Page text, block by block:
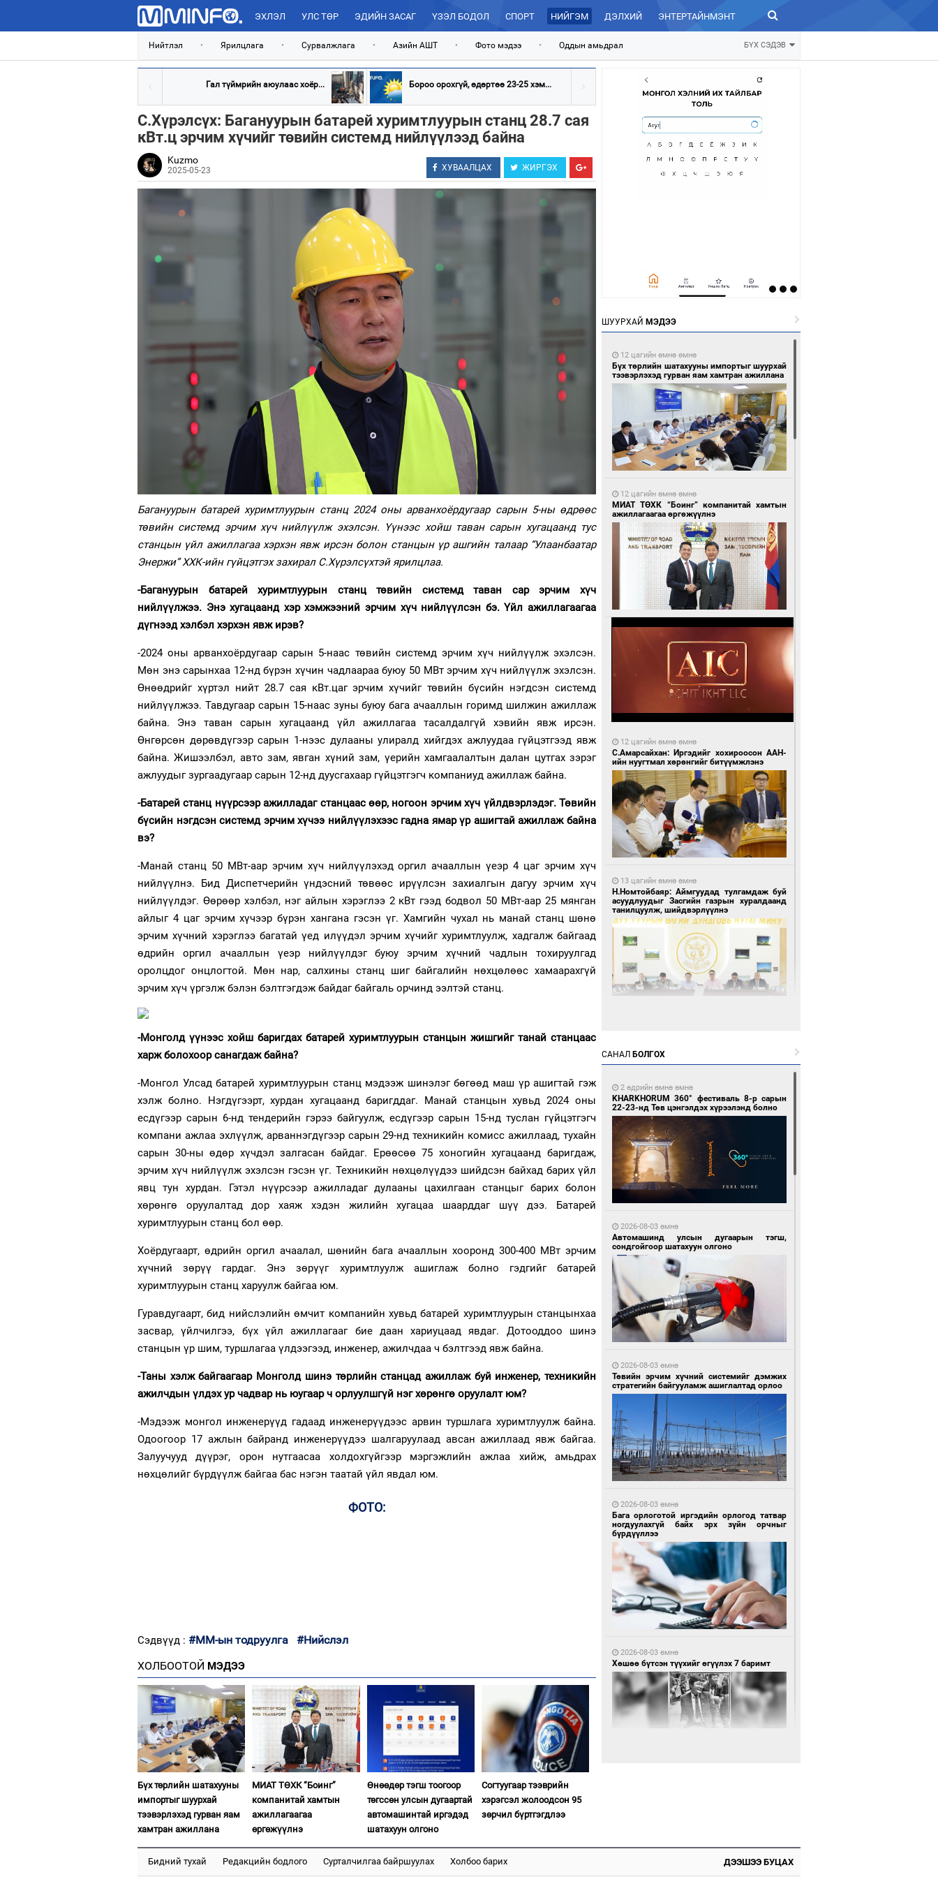
ЭХЛЭЛ УЛС ТӨР ЭДИЙН ЗАСАГ ҮЗЭЛ БОДОЛ СПОРТ НИЙГЭМ ДЭЛХИЙ ЭНТЕРТАЙНМЭНТ ЗУРХАЙ
Нийтлэл • Ярилцлага • Сурвалжлага • Азийн АШТ • Фото мэдээ • Оддын амьдрал БҮХ СЭДЭВ
Гал түймрийн аюулаас хоёр... Бороо орохгүй, өдөртөө 23-25 хэм...
С.Хүрэлсүх: Багануурын батарей хуримтлуурын станц 28.7 сая
кВт.ц эрчим хүчийг төвийн системд нийлүүлээд байна
Kuzmo
2025-05-23 ХУВААЛЦАХ ЖИРГЭХ
Багануурын батарей хуримтлуурын станц 2024 оны арванхоёрдугаар сарын 5-ны өдрөөс
төвийн системд эрчим хүч нийлүүлж эхэлсэн. Үүнээс хойш таван сарын хугацаанд тус
станцын үйл ажиллагаа хэрхэн явж ирсэн болон станцын үр ашгийн талаар “Улаанбаатар
Энержи” ХХК-ийн гүйцэтгэх захирал С.Хүрэлсүхтэй ярилцлаа.
-Багануурын батарей хуримтлуурын станц төвийн системд таван сар эрчим хүч
нийлүүлжээ. Энэ хугацаанд хэр хэмжээний эрчим хүч нийлүүлсэн бэ. Үйл ажиллагаагаа
дүгнээд хэлбэл хэрхэн явж ирэв?
-2024 оны арванхоёрдугаар сарын 5-наас төвийн системд эрчим хүч нийлүүлж эхэлсэн.
Мөн энэ сарынхаа 12-нд бүрэн хүчин чадлаараа буюу 50 МВт эрчим хүч нийлүүлж эхэлсэн.
Өнөөдрийг хүртэл нийт 28.7 сая кВт.цаг эрчим хүчийг төвийн бүсийн нэгдсэн системд
нийлүүлжээ. Тавдугаар сарын 15-наас зуны буюу бага ачааллын горимд шилжин ажиллаж
байна. Энэ таван сарын хугацаанд үйл ажиллагаа тасалдалгүй хэвийн явж ирсэн.
Өнгөрсөн дөрөвдүгээр сарын 1-нээс дулааны улиралд хийгдэх ажлуудаа гүйцэтгээд явж
байна. Жишээлбэл, авто зам, явган хүний зам, үерийн хамгаалалтын далан цутгах зэрэг
ажлуудыг зургаадугаар сарын 12-нд дуусгахаар гүйцэтгэгч компаниуд ажиллаж байна.
-Батарей станц нүүрсээр ажилладаг станцаас өөр, ногоон эрчим хүч үйлдвэрлэдэг. Төвийн
бүсийн нэгдсэн системд эрчим хүчээ нийлүүлэхээс гадна ямар үр ашигтай ажиллаж байна
вэ?
-Манай станц 50 МВт-аар эрчим хүч нийлүүлэхэд оргил ачааллын үеэр 4 цаг эрчим хүч
нийлүүлнэ. Бид Диспетчерийн үндэсний төвөөс ирүүлсэн захиалгын дагуу эрчим хүч
нийлүүлдэг. Өөрөөр хэлбэл, нэг айлын хэрэглээ 2 кВт гээд бодвол 50 МВт-аар 25 мянган
айлыг 4 цаг эрчим хүчээр бүрэн хангана гэсэн үг. Хамгийн чухал нь манай станц шөнө
эрчим хүчний хэрэглээ багатай үед илүүдэл эрчим хүчийг хуримтлуулж, хадгалж байгаад
өдрийн оргил ачааллын үеэр нийлүүлдэг буюу эрчим хүчний чадлын тохируулгад
оролцдог онцлогтой. Мөн нар, салхины станц шиг байгалийн нөхцөлөөс хамаарахгүй
эрчим хүч үргэлж бэлэн бэлтгэгдэж байдаг байгаль орчинд ээлтэй станц.
-Монголд үүнээс хойш баригдах батарей хуримтлуурын станцын жишгийг танай станцаас
харж болохоор санагдаж байна?
-Монгол Улсад батарей хуримтлуурын станц мэдээж шинэлэг бөгөөд маш үр ашигтай гэж
хэлж болно. Нэгдүгээрт, хурдан хугацаанд баригддаг. Манай станцын хувьд 2024 оны
есдүгээр сарын 6-нд тендерийн гэрээ байгуулж, есдүгээр сарын 15-нд туслан гүйцэтгэгч
компани ажлаа эхлүүлж, арваннэгдүгээр сарын 29-нд техникийн комисс ажиллаад, тухайн
сарын 30-ны өдөр хүчдэл залгасан байдаг. Ерөөсөө 75 хоногийн хугацаанд баригдаж,
эрчим хүч нийлүүлж эхэлсэн гэсэн үг. Техникийн нөхцөлүүдээ шийдсэн байхад барих үйл
явц тун хурдан. Гэтэл нүүрсээр ажилладаг дулааны цахилгаан станцыг барих болон
хөрөнгө оруулалтад дор хаяж хэдэн жилийн хугацаа шаарддаг шүү дээ. Батарей
хуримтлуурын станц бол өөр.
Хоёрдугаарт, өдрийн оргил ачаалал, шөнийн бага ачааллын хооронд 300-400 МВт эрчим
хүчний зөрүү гардаг. Энэ зөрүүг хуримтлуулж ашиглаж болно гэдгийг батарей
хуримтлуурын станц харуулж байгаа юм.
Гуравдугаарт, бид нийслэлийн өмчит компанийн хувьд батарей хуримтлуурын станцынхаа
засвар, үйлчилгээ, бүх үйл ажиллагааг бие даан хариуцаад явдаг. Дотооддоо шинэ
станцын үр шим, туршлагаа үлдээгээд, инженер, ажилчдаа ч бэлтгээд явж байна.
-Таны хэлж байгаагаар Монголд шинэ төрлийн станцад ажиллаж буй инженер, техникийн
ажилчдын үлдэх ур чадвар нь юугаар ч орлуулшгүй нэг хөрөнгө оруулалт юм?
-Мэдээж монгол инженерүүд гадаад инженерүүдээс арвин туршлага хуримтлуулж байна.
Одоогоор 17 ажлын байранд инженерүүдээ шалгаруулаад авсан ажиллаад явж байгаа.
Залуучууд дүүрэг, орон нутгаасаа холдохгүйгээр мэргэжлийн ажлаа хийж, амьдрах
нөхцөлийг бүрдүүлж байгаа бас нэгэн таатай үйл явдал юм.
ФОТО:
Сэдвүүд : #ММ-ын тодруулга
#Нийслэл
ХОЛБООТОЙ МЭДЭЭ
Бүх төрлийн шатахууны
импортыг шуурхай
тээвэрлэхэд гурван яам
хамтран ажиллана
МИАТ ТӨХК “Боинг”
компанитай хамтын
ажиллагаагаа
өргөжүүлнэ
Өнөөдөр тэгш тоогоор
төгссөн улсын дугаартай
автомашинтай иргэдэд
шатахуун олгоно
Согтуугаар тээврийн
хэрэгсэл жолоодсон 95
зөрчил бүртгэгдлээ
ШУУРХАЙ МЭДЭЭ
12 цагийн өмнө өмнө
Бүх төрлийн шатахууны импортыг шуурхай
тээвэрлэхэд гурван яам хамтран ажиллана
12 цагийн өмнө өмнө
МИАТ ТӨХК “Боинг” компанитай хамтын
ажиллагаагаа өргөжүүлнэ
12 цагийн өмнө өмнө
С.Амарсайхан: Иргэдийг хохироосон ААН-
ийн нуугтмал хөрөнгийг битүүмжлэнэ
13 цагийн өмнө өмнө
Н.Номтойбаяр: Аймгуудад тулгамдаж буй
асуудлуудыг Засгийн газрын хуралдаанд
танилцуулж, шийдвэрлүүлнэ
дугаартай автомашинтай иргэдэд шатахуун
олгоно
21 цагийн өмнө өмнө
С.Бямбацогт Зүүн Азийн эрэгтэйчүүдийн
тамирчдад амжилт хүслээ
21 цагийн өмнө өмнө
Согтуугаар тээврийн хэрэгсэл жолоодсон
95 зөрчил бүртгэгдлээ
21 цагийн өмнө өмнө
Автобензин, дизель түлшний онцгой албан
татварыг тэглэлээ
21 цагийн өмнө өмнө
Санхүүгийн хэмнэлтийн горимд эрүүл
мэндийн салбар хамаарахгүй
САНАЛ БОЛГОХ
2 өдрийн өмнө өмнө
KHARKHORUM 360° фестиваль 8-р сарын
22-23-нд Төв цэнгэлдэх хүрээлэнд болно
2026-08-03 өмнө
Автомашинд улсын дугаарын тэгш,
сондгойгоор шатахуун олгоно
2026-08-03 өмнө
Төвийн эрчим хүчний системийг дэмжих
стратегийн байгууламж ашиглалтад орлоо
2026-08-03 өмнө
Бага орлоготой иргэдийн орлогод татвар
ногдуулахгүй байх эрх зүйн орчныг
бүрдүүллээ
2026-08-03 өмнө
Хөшөө бүтсэн түүхийг өгүүлэх 7 баримт
Бидний тухай Редакцийн бодлого Сурталчилгаа байршуулах Холбоо барих ДЭЭШЭЭ БУЦАХ